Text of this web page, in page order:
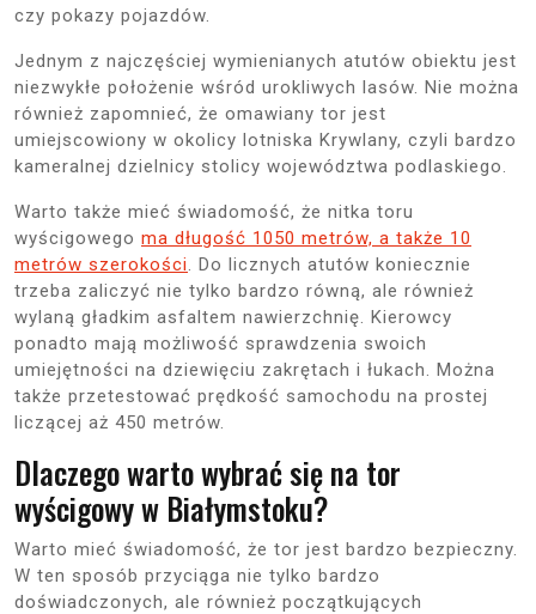
czy pokazy pojazdów.
Jednym z najczęściej wymienianych atutów obiektu jest
niezwykłe położenie wśród urokliwych lasów. Nie można
również zapomnieć, że omawiany tor jest
umiejscowiony w okolicy lotniska Krywlany, czyli bardzo
kameralnej dzielnicy stolicy województwa podlaskiego.
Warto także mieć świadomość, że nitka toru
wyścigowego ma długość 1050 metrów, a także 10
metrów szerokości. Do licznych atutów koniecznie
trzeba zaliczyć nie tylko bardzo równą, ale również
wylaną gładkim asfaltem nawierzchnię. Kierowcy
ponadto mają możliwość sprawdzenia swoich
umiejętności na dziewięciu zakrętach i łukach. Można
także przetestować prędkość samochodu na prostej
liczącej aż 450 metrów.
Dlaczego warto wybrać się na tor
wyścigowy w Białymstoku?
Warto mieć świadomość, że tor jest bardzo bezpieczny.
W ten sposób przyciąga nie tylko bardzo
doświadczonych, ale również początkujących